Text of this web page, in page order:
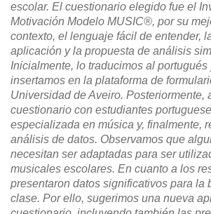
escolar. El cuestionario elegido fue el
Motivación Modelo MUSIC®, por su
contexto, el lenguaje fácil de entender,
aplicación y la propuesta de análisis
Inicialmente, lo traducimos al portugués
insertamos en la plataforma de
Universidad de Aveiro. Posteriormente,
cuestionario con estudiantes
especializada en música y, finalmente,
análisis de datos. Observamos que
necesitan ser adaptadas para ser
musicales escolares. En cuanto a los
presentaron datos significativos para la
clase. Por ello, sugerimos una nueva